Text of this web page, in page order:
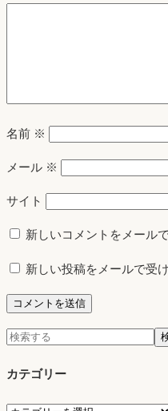
名前 ※
メール ※
サイト
新しいコメントをメール
新しい投稿をメールで受
検
カテゴリー